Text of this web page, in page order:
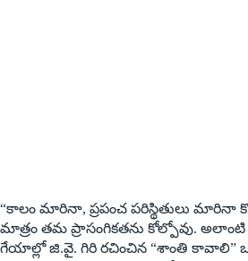
“కాలం మారినా, ప్రపంచ పరిస్థితులు మారినా
మాత్రం తమ ప్రాసంగికతను కోల్పోవు.
గేయాల్లో జి.వై. గిరి రచించిన “శాంతి కావాలి”